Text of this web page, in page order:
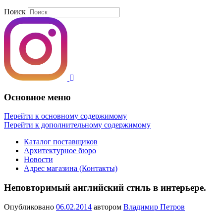
Поиск
Основное меню
Перейти к основному содержимому
Перейти к дополнительному содержимому
Каталог поставщиков
Архитектурное бюро
Новости
Адрес магазина (Контакты)
Неповторимый английский стиль в интерьере.
Опубликовано 06.02.2014 автором Владимир Петров